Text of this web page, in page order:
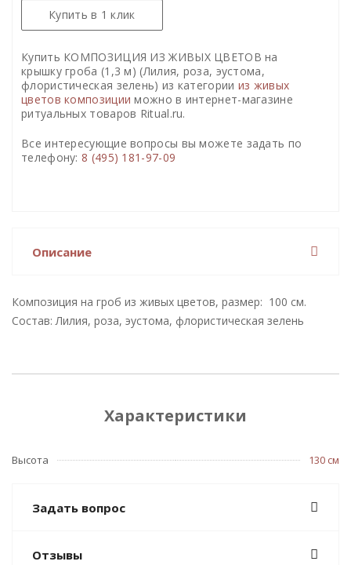
Купить в 1 клик
Купить КОМПОЗИЦИЯ ИЗ ЖИВЫХ ЦВЕТОВ на
крышку гроба (1,3 м) (Лилия, роза, эустома,
флористическая зелень) из категории из живых
цветов композиции можно в интернет-магазине
ритуальных товаров Ritual.ru.
Все интересующие вопросы вы можете задать по
телефону: 8 (495) 181-97-09
Описание
Композиция на гроб из живых цветов, размер: 100 см.
Состав: Лилия, роза, эустома, флористическая зелень
Характеристики
Высота 130 см
Задать вопрос
Отзывы